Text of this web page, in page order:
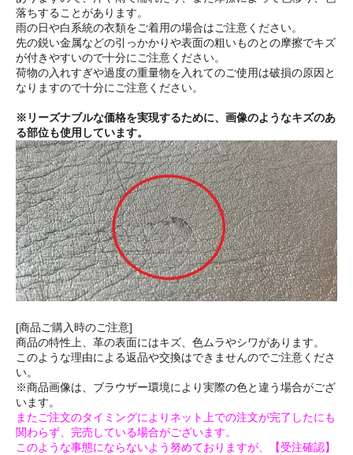
落ちすることがあります。
雨の日や白系統の衣類をご着用の場合はご注意ください。
先の鋭い金属などの引っかかりや表面の粗いものとの摩擦でキズ
が付きやすいので十分にご注意ください。
荷物の入れすぎや過度の重量物を入れてのご使用は破損の原因と
なりますので十分にご注意ください。
※リーズナブルな価格を実現するために、画像のようなキズのあ
る部位も使用しています。
[商品ご購入時のご注意]
商品の特性上、革の表面にはキズ、色ムラやシワがあります。
このような理由による返品や交換はできませんのでご注意くださ
い。
※商品画像は、ブラウザー環境により実際の色と違う場合がござ
います。
またご注文のタイミングによりネット上での注文が完了したにも
関わらず、完売している場合がございます。
このような事態にならないよう努めておりますが、【受注確認】